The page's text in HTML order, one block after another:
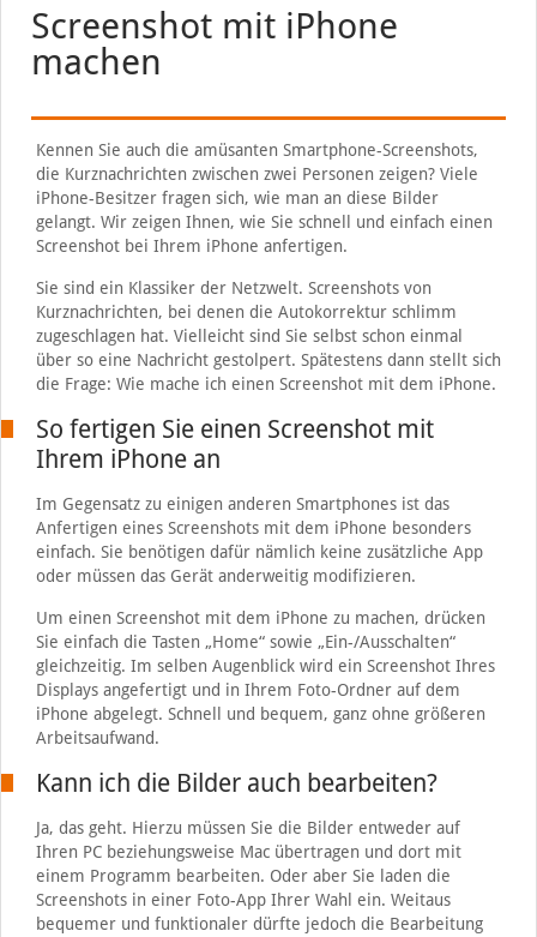
Screenshot mit iPhone
machen
Kennen Sie auch die amüsanten Smartphone-Screenshots,
die Kurznachrichten zwischen zwei Personen zeigen? Viele
iPhone-Besitzer fragen sich, wie man an diese Bilder
gelangt. Wir zeigen Ihnen, wie Sie schnell und einfach einen
Screenshot bei Ihrem iPhone anfertigen.
Sie sind ein Klassiker der Netzwelt. Screenshots von
Kurznachrichten, bei denen die Autokorrektur schlimm
zugeschlagen hat. Vielleicht sind Sie selbst schon einmal
über so eine Nachricht gestolpert. Spätestens dann stellt sich
die Frage: Wie mache ich einen Screenshot mit dem iPhone.
So fertigen Sie einen Screenshot mit
Ihrem iPhone an
Im Gegensatz zu einigen anderen Smartphones ist das
Anfertigen eines Screenshots mit dem iPhone besonders
einfach. Sie benötigen dafür nämlich keine zusätzliche App
oder müssen das Gerät anderweitig modifizieren.
Um einen Screenshot mit dem iPhone zu machen, drücken
Sie einfach die Tasten „Home“ sowie „Ein-/Ausschalten“
gleichzeitig. Im selben Augenblick wird ein Screenshot Ihres
Displays angefertigt und in Ihrem Foto-Ordner auf dem
iPhone abgelegt. Schnell und bequem, ganz ohne größeren
Arbeitsaufwand.
Kann ich die Bilder auch bearbeiten?
Ja, das geht. Hierzu müssen Sie die Bilder entweder auf
Ihren PC beziehungsweise Mac übertragen und dort mit
einem Programm bearbeiten. Oder aber Sie laden die
Screenshots in einer Foto-App Ihrer Wahl ein. Weitaus
bequemer und funktionaler dürfte jedoch die Bearbeitung